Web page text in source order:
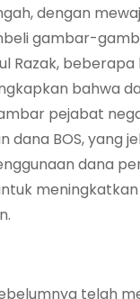
dengan
gambar-
Razak,
bahwa
pejabat
dana BOS, yang
dana
telah